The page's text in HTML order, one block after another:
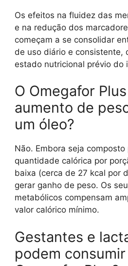
Os efeitos na fluidez das
e na redução dos
começam a se consolidar
de uso diário e consistente,
estado nutricional prévio do
O Omegafor
aumento de
um óleo?
Não. Embora seja
quantidade calórica por
baixa (cerca de 27 kcal por
gerar ganho de peso. Os
metabólicos compensam
valor calórico mínimo.
Gestantes e
podem